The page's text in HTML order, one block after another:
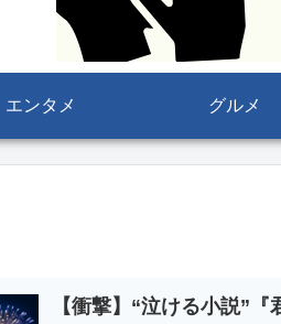
エンタメ グルメ
【衝撃】“泣ける小説”